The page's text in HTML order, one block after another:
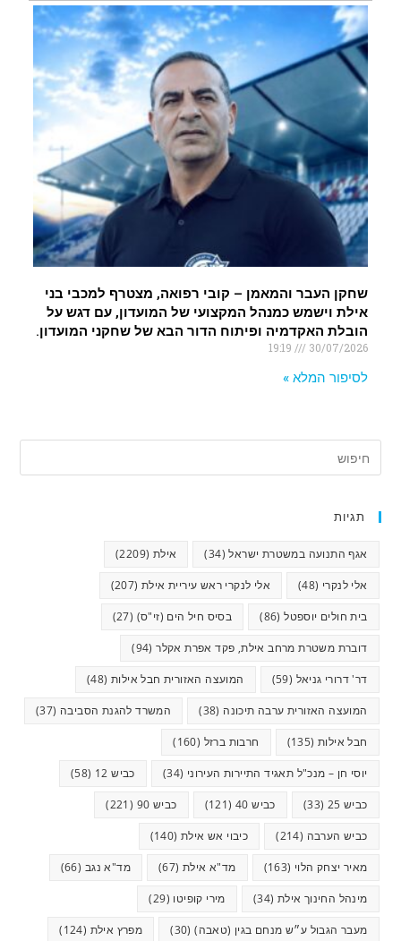
שחקן העבר והמאמן – קובי רפואה, מצטרף למכבי בני
אילת וישמש כמנהל המקצועי של המועדון, עם דגש על
הובלת האקדמיה ופיתוח הדור הבא של שחקני המועדון.
30/07/2026
לסיפור המלא »
תגיות
אגף התנועה במשטרת ישראל(34) אילת (2209)
אלי לנקרי (48) אלי לנקרי ראש עיריית אילת (207)
בית חולים יוספטל(86) בסיס חיל הים (זי"ס) (27)
דוברת משטרת מרחב אילת, פקד אפרת אקלר(94)
דר' דרורי גניאל (59) המועצה האזורית חבל אילות (48)
המועצה האזורית ערבה תיכונה (38) המשרד להגנת הסביבה (37)
חבל אילות (135) חרבות ברזל (160)
יוסי חן – מנכ"ל תאגיד התיירות העירוני (34) כביש 12 (58)
כביש 25 (33) כביש 40 (121) כביש 90 (221)
כביש הערבה (214) כיבוי אש אילת (140)
מאיר יצחק הלוי (163) מד"א אילת (67) מד"א נגב (66)
מינהל החינוך אילת (34) מירי קופיטו (29)
מעבר הגבול ע״ש מנחם בגין (טאבה)(30) מפרץ אילת (124)